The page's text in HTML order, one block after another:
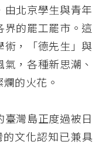
北京學生與青年
界的罷工罷市。這
術，「德先生」與
氣，各種新思潮、
的火花。
灣島正度過被日
文化認知已兼具